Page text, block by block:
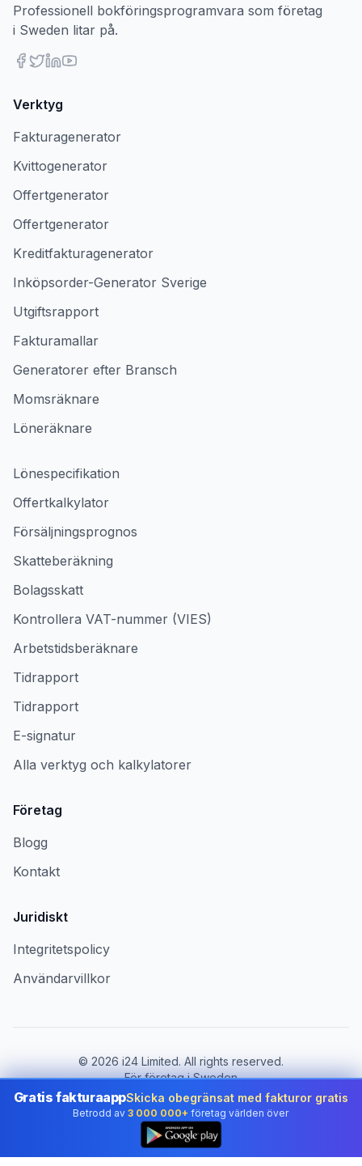
Professionell bokföringsprogramvara som företag
i Sweden litar på.
Verktyg
Fakturagenerator
Kvittogenerator
Offertgenerator
Offertgenerator
Kreditfakturagenerator
Inköpsorder-Generator Sverige
Utgiftsrapport
Fakturamallar
Generatorer efter Bransch
Momsräknare
Löneräknare
Lönespecifikation
Offertkalkylator
Försäljningsprognos
Skatteberäkning
Bolagsskatt
Kontrollera VAT-nummer (VIES)
Arbetstidsberäknare
Tidrapport
Tidrapport
E-signatur
Alla verktyg och kalkylatorer
Företag
Blogg
Kontakt
Juridiskt
Integritetspolicy
Användarvillkor
© 2026 i24 Limited. All rights reserved.
För företag i Sweden
Byt land:
Sweden
Gratis fakturaappSkicka obegränsat med fakturor gratis
Betrodd av 3 000 000+ företag världen över